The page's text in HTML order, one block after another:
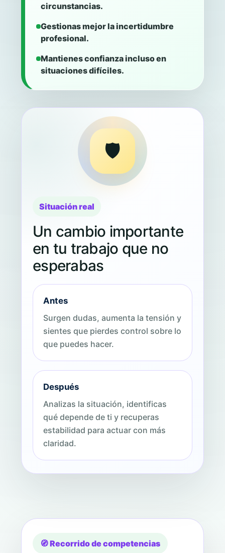
circunstancias.
Gestionas mejor la incertidumbre
profesional.
Mantienes confianza incluso en
situaciones difíciles.
🛡️
Situación real
Un cambio importante
en tu trabajo que no
esperabas
Antes
Surgen dudas, aumenta la tensión y
sientes que pierdes control sobre lo
que puedes hacer.
Después
Analizas la situación, identificas
qué depende de ti y recuperas
estabilidad para actuar con más
claridad.
🧭 Recorrido de competencias